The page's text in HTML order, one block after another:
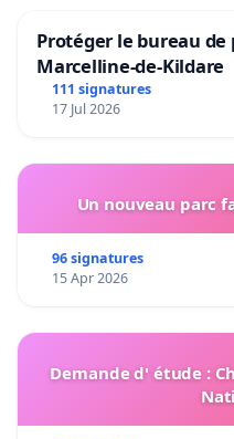
Protéger le bureau de
Marcelline-de-Kildare
111 signatures
17 Jul 2026
Un nouveau parc
96 signatures
15 Apr 2026
Demande d' étude :